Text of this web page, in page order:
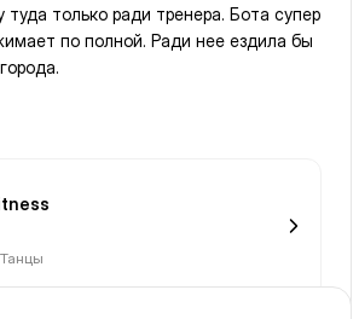
туда только ради тренера. Бота супер
по полной. Ради нее ездила бы
Танцы